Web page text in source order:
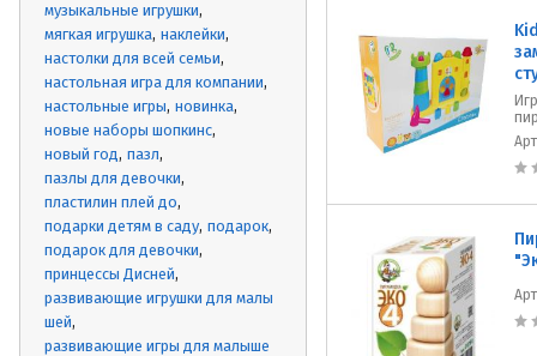
музыкальные игрушки
мягкая игрушка наклейки
настолки для всей семьи
настольная игра для компании
настольные игры новинка
новые наборы шопкинс
новый год пазл
пазлы для девочки
пластилин плей до
подарки детям в саду подарок
подарок для девочки
принцессы Дисней
развивающие игрушки для малы
шей
развивающие игры для малыше